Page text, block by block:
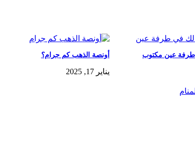
طرفة عين مكتوب أونصة الذهب كم جرام؟
يناير 17, 2025